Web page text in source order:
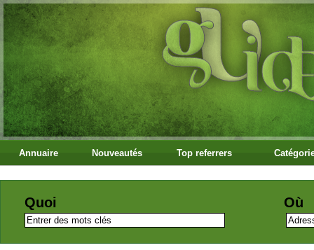
Annuaire Nouveautés Top referrers
Quoi Où